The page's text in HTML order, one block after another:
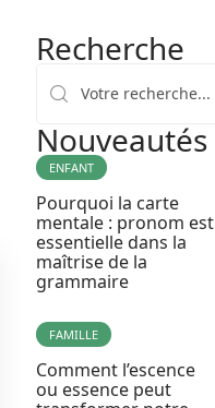
Recherche
Nouveautés
ENFANT
Pourquoi la carte
mentale : pronom est
essentielle dans la
maîtrise de la
grammaire
FAMILLE
Comment l’escence
ou essence peut